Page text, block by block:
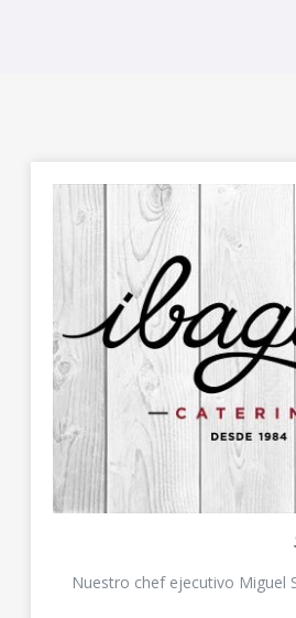
Nuestro chef ejecutivo Miguel